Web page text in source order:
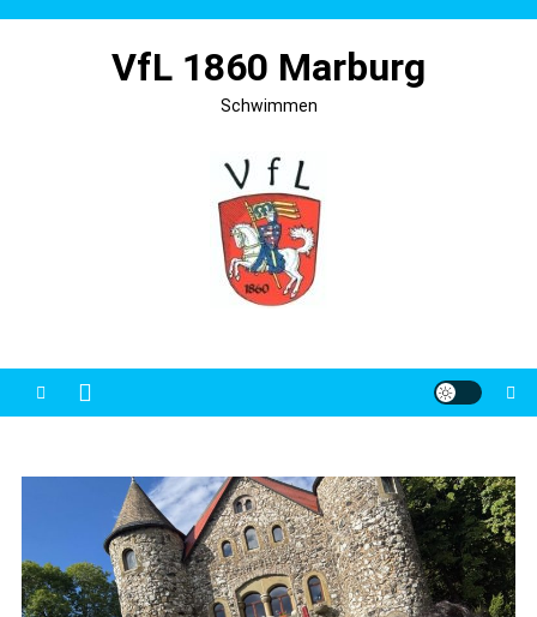
VfL 1860 Marburg
Schwimmen